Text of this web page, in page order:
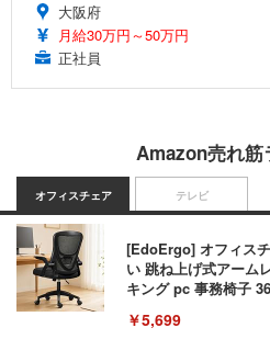
大阪府
月給30万円～50万円
正社員
Amazon売れ筋
オフィスチェア
[EdoErgo] オフィス
い 跳ね上げ式アーム
キング pc 事務椅子
(黒網+黒枠+黒足)
￥5,699
テレビ